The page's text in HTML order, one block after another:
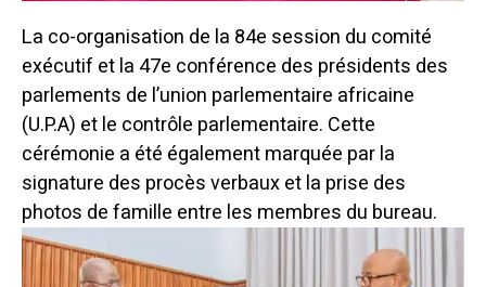
La co-organisation de la 84e session du comité
exécutif et la 47e conférence des présidents des
parlements de l’union parlementaire africaine
(U.P.A) et le contrôle parlementaire. Cette
cérémonie a été également marquée par la
signature des procès verbaux et la prise des
photos de famille entre les membres du bureau.